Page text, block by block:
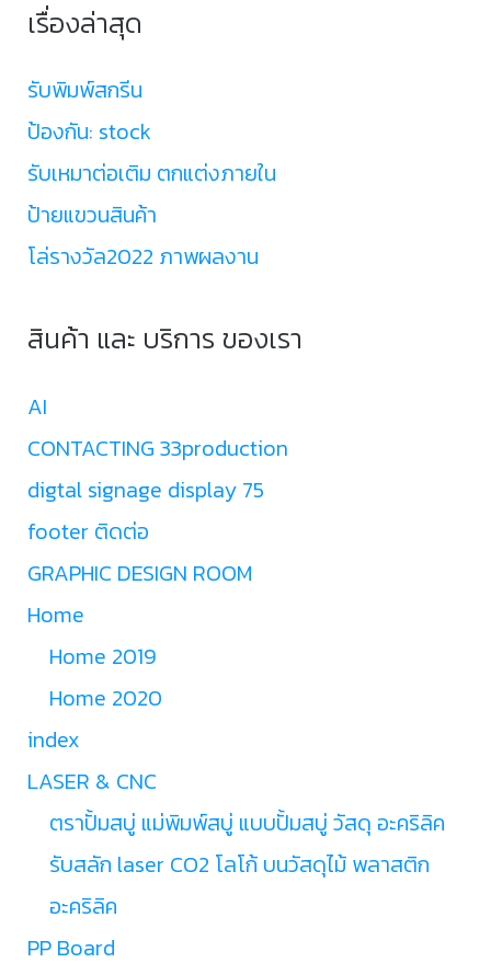
เรื่องล่าสุด
รับพิมพ์สกรีน
ป้องกัน: stock
รับเหมาต่อเติม ตกแต่งภายใน
ป้ายแขวนสินค้า
โล่รางวัล2022 ภาพผลงาน
สินค้า และ บริการ ของเรา
AI
CONTACTING 33production
digtal signage display 75
footer ติดต่อ
GRAPHIC DESIGN ROOM
Home
Home 2019
Home 2020
index
LASER & CNC
ตราปั้มสบู่ แม่พิมพ์สบู่ แบบปั้มสบู่ วัสดุ อะคริลิค
รับสลัก laser CO2 โลโก้ บนวัสดุไม้ พลาสติก
อะคริลิค
PP Board